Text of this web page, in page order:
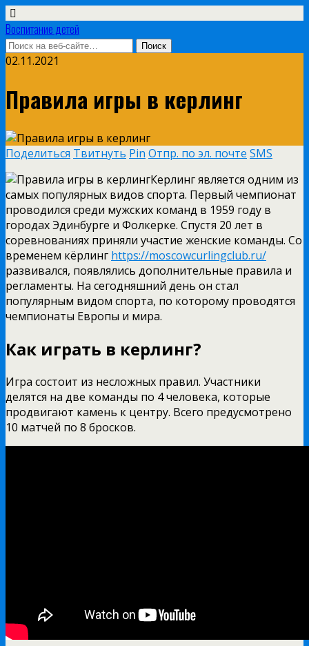
Воспитание детей
02.11.2021
Правила игры в керлинг
Поделиться Твитнуть Pin Отпр. по эл. почте SMS
Керлинг является одним из
самых популярных видов спорта. Первый чемпионат
проводился среди мужских команд в 1959 году в
городах Эдинбурге и Фолкерке. Спустя 20 лет в
соревнованиях приняли участие женские команды. Со
временем кёрлинг https://moscowcurlingclub.ru/
развивался, появлялись дополнительные правила и
регламенты. На сегодняшний день он стал
популярным видом спорта, по которому проводятся
чемпионаты Европы и мира.
Как играть в керлинг?
Игра состоит из несложных правил. Участники
делятся на две команды по 4 человека, которые
продвигают камень к центру. Всего предусмотрено
10 матчей по 8 бросков.